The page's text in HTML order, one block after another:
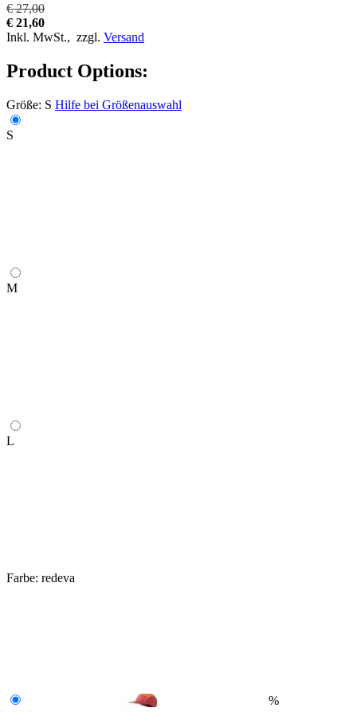
€ 27,00
€ 21,60
Inkl. MwSt., zzgl. Versand
Product Options:
Größe: S Hilfe bei Größenauswahl
S
M
L
Farbe: redeva
%